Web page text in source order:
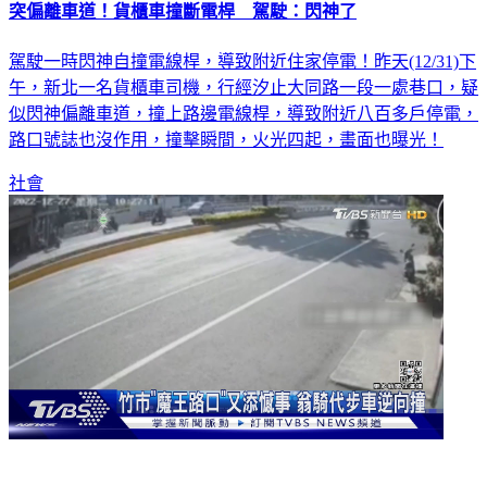
突偏離車道！貨櫃車撞斷電桿 駕駛：閃神了
駕駛一時閃神自撞電線桿，導致附近住家停電！昨天(12/31)下
午，新北一名貨櫃車司機，行經汐止大同路一段一處巷口，疑
似閃神偏離車道，撞上路邊電線桿，導致附近八百多戶停電，
路口號誌也沒作用，撞擊瞬間，火光四起，畫面也曝光！
社會